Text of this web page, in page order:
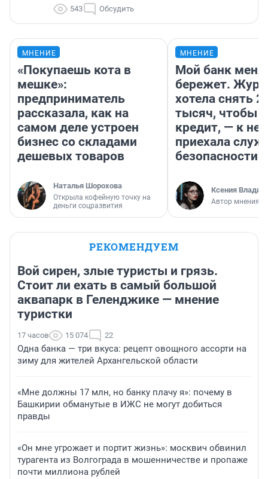
543 Обсудить
МНЕНИЕ
«Покупаешь кота в
мешке»:
предприниматель
рассказала, как на
самом деле устроен
бизнес со складами
дешевых товаров
Наталья Шорохова
Открыла кофейную точку на
деньги соцразвития
МНЕНИЕ
Мой банк меня
бережет.
хотела снять
тысяч, чтобы
кредит, — к
приехала
безопасности
Ксения
Автор мнения
РЕКОМЕНДУЕМ
Вой сирен, злые туристы и грязь.
Стоит ли ехать в самый большой
аквапарк в Геленджике — мнение
туристки
17 часов 15 074 22
Одна банка — три вкуса: рецепт овощного ассорти на
зиму для жителей Архангельской области
«Мне должны 17 млн, но банку плачу я»: почему в
Башкирии обманутые в ИЖС не могут добиться
правды
«Он мне угрожает и портит жизнь»: москвич обвинил
турагента из Волгограда в мошенничестве и пропаже
почти миллиона рублей